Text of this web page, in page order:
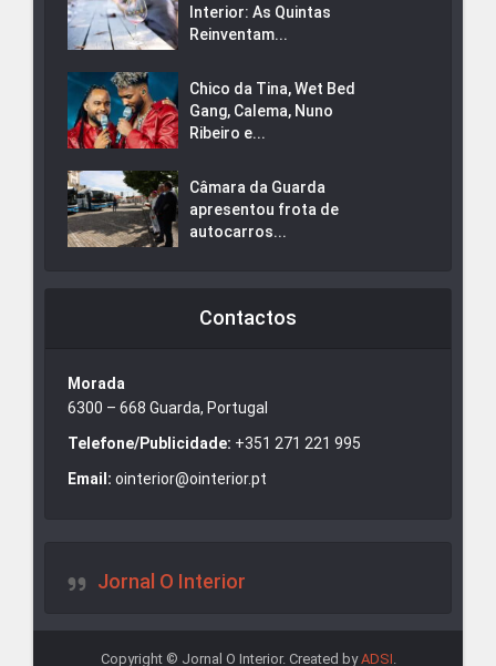
Interior: As Quintas
Reinventam...
Chico da Tina, Wet Bed
Gang, Calema, Nuno
Ribeiro e...
Câmara da Guarda
apresentou frota de
autocarros...
Contactos
Morada
6300 – 668 Guarda, Portugal
Telefone/Publicidade: +351 271 221 995
Email: ointerior@ointerior.pt
Jornal O Interior
Copyright © Jornal O Interior. Created byADSI